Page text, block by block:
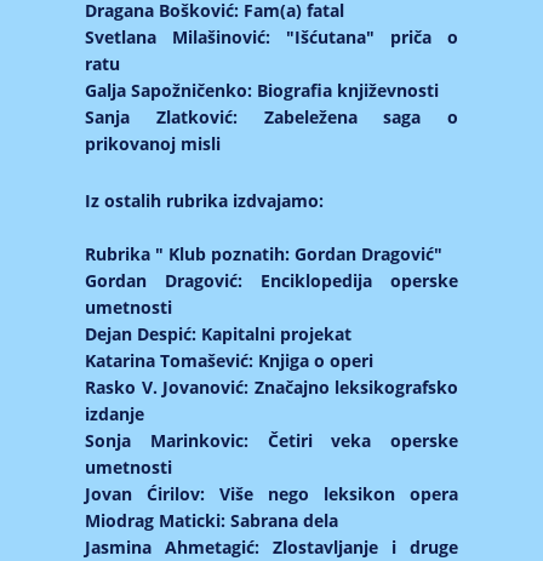
Dragana Bošković: Fam(a) fatal
Svetlana Milašinović: "Išćutana" priča o
ratu
Galja Sapožničenko: Biografia književnosti
Sanja Zlatković: Zabeležena saga o
prikovanoj misli
Iz ostalih rubrika izdvajamo:
Rubrika " Klub poznatih: Gordan Dragović"
Gordan Dragović: Enciklopedija operske
umetnosti
Dejan Despić: Kapitalni projekat
Katarina Tomašević: Knjiga o operi
Rasko V. Jovanović: Značajno leksikografsko
izdanje
Sonja Marinkovic: Četiri veka operske
umetnosti
Jovan Ćirilov: Više nego leksikon opera
Miodrag Maticki: Sabrana dela
Jasmina Ahmetagić: Zlostavljanje i druge